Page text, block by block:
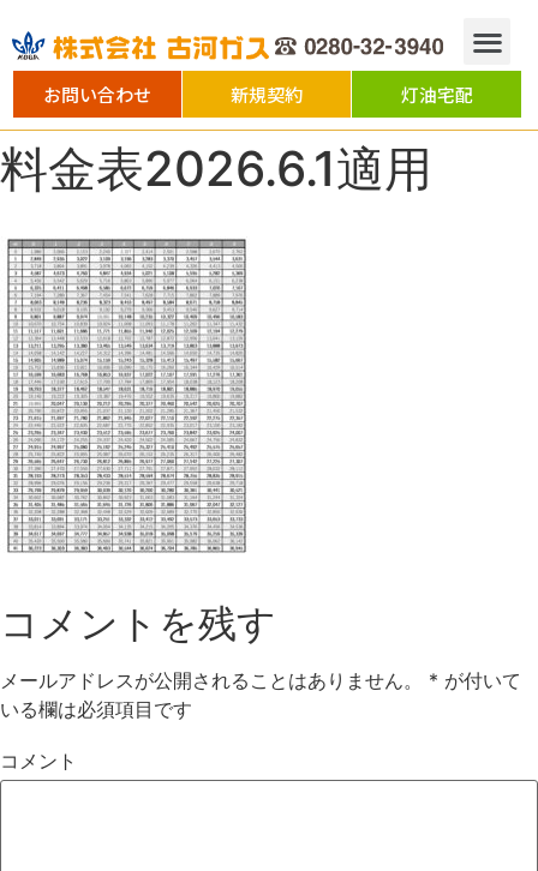
お問い合わせ 新規契約 灯油宅配
料金表2026.6.1適用
コメントを残す
メールアドレスが公開されることはありません。 * が付いて
いる欄は必須項目です
コメント